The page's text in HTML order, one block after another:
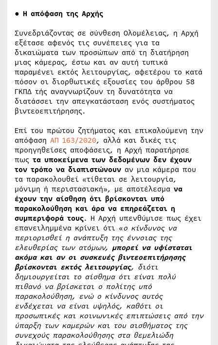
● Η απόφαση της Αρχής
Συνεδριάζοντας σε σύνθεση Ολομέλειας, η Αρχή
εξέτασε αφενός τις συνέπειες για τα
δικαιώματα των προσώπων από τη διατήρηση
μιας κάμερας, έστω και αν αυτή τυπικά
παραμένει εκτός λειτουργίας, αφετέρου το κατά
πόσον οι διορθωτικές εξουσίες του άρθρου 58
ΓΚΠΔ τής αναγνωρίζουν τη δυνατότητα να
διατάσσει την απεγκατάσταση ενός συστήματος
βιντεοεπιτήρησης.
Επί του πρώτου ζητήματος και επικαλούμενη την
απόφαση ΑΠ 163/2020, αλλά και δικές τις
προηγηθείσες αποφάσεις, η Αρχή παρατήρησε
πως τα υποκείμενα των δεδομένων δεν έχουν
τον τρόπο να διαπιστώνουν αν μια κάμερα που
τα παρακολουθεί «τίθεται σε λειτουργία,
μόνιμη ή περιστασιακή», με αποτέλεσμα να
έχουν την αίσθηση ότι βρίσκονται υπό
παρακολούθηση και άρα να επηρεάζεται η
συμπεριφορά τους. Η Αρχή υπενθύμισε πως έχει
επανειλημμένα κρίνει ότι «ο κίνδυνος να
περιορισθεί η ανάπτυξη της έννοιας της
ελευθερίας των ατόμων, μπορεί να υφίσταται
ακόμα και αν οι συσκευές βιντεοεπιτήρησης
βρίσκονται εκτός λειτουργίας, διότι
δημιουργείται το αίσθημα ότι είναι πολύ
πιθανό να βρίσκεται ο πολίτης υπό
παρακολούθηση, ενώ ο κίνδυνος αυτός
ενδέχεται να είναι υψηλός, καθότι οι
προσωπικές και κοινωνικές επιπτώσεις από την
ύπαρξη των καμερών και του αισθήματος της
συνεχούς παρακολούθησης στα θεμελιώδη